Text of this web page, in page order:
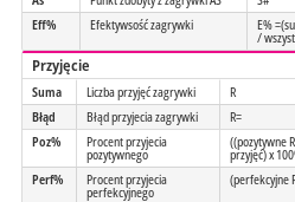
Eff%
Efektywsość zagrywki E%
/
Przyjęcie
Suma Liczba przyjęć zagrywki
R
Błąd
Błąd przyjecia zagrywki
R=
Poz%
Procent przyjecia
pozytywnego
((pozytywne
przyjęć) x
Perf%
Procent przyjecia
perfekcyjnego
(perfekcyjne